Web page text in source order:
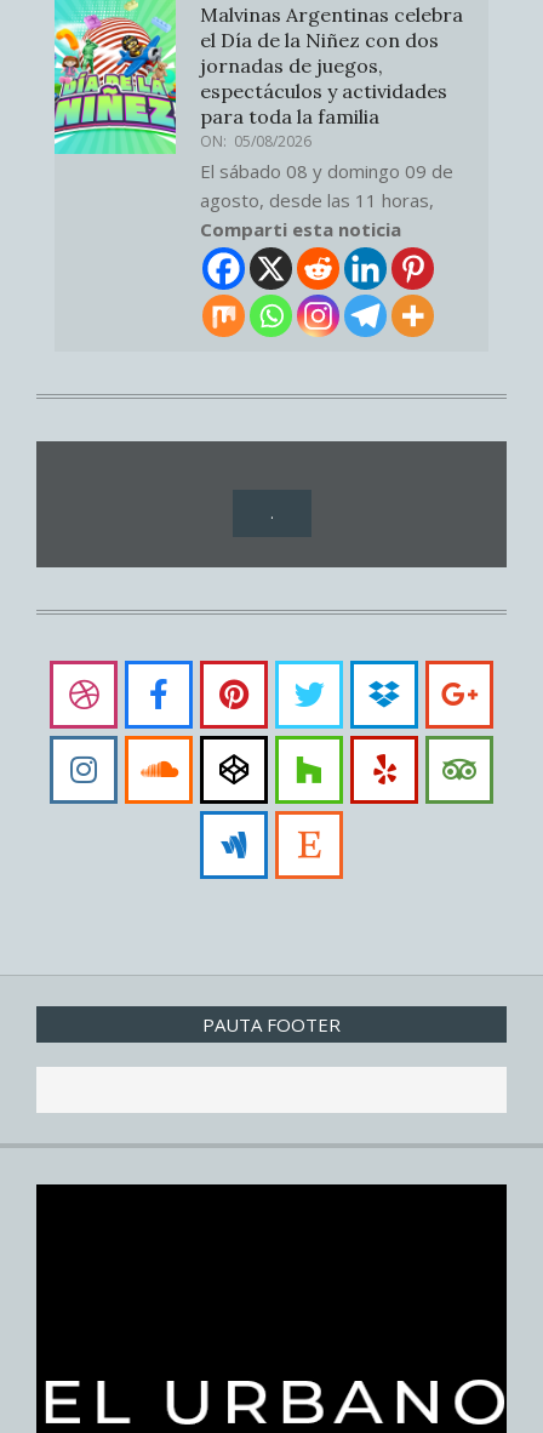
Malvinas Argentinas celebra
el Día de la Niñez con dos
jornadas de juegos,
espectáculos y actividades
para toda la familia
ON: 05/08/2026
El sábado 08 y domingo 09 de
agosto, desde las 11 horas,
Comparti esta noticia
.
PAUTA FOOTER